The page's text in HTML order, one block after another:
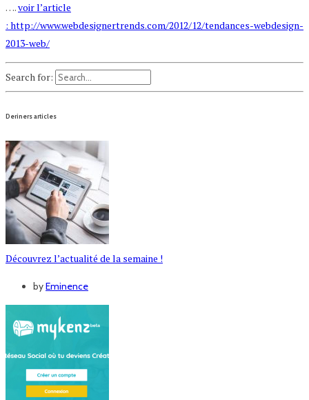
….voir l’article
: http://www.webdesignertrends.com/2012/12/tendances-webdesign-
2013-web/
Search for:
Deriners articles
Découvrez l’actualité de la semaine !
byEminence